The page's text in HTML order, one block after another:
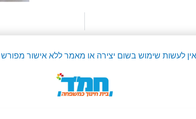
אין לעשות שימוש בשום יצירה או מאמר ללא אישור